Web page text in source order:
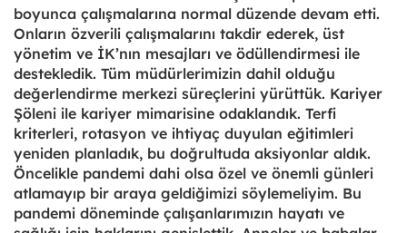
boyunca çalışmalarına normal düzende devam etti.
Onların özverili çalışmalarını takdir ederek, üst
yönetim ve İK’nın mesajları ve ödüllendirmesi ile
destekledik. Tüm müdürlerimizin dahil olduğu
değerlendirme merkezi süreçlerini yürüttük. Kariyer
Şöleni ile kariyer mimarisine odaklandık. Terfi
kriterleri, rotasyon ve ihtiyaç duyulan eğitimleri
yeniden planladık, bu doğrultuda aksiyonlar aldık.
Öncelikle pandemi dahi olsa özel ve önemli günleri
atlamayıp bir araya geldiğimizi söylemeliyim. Bu
pandemi döneminde çalışanlarımızın hayatı ve